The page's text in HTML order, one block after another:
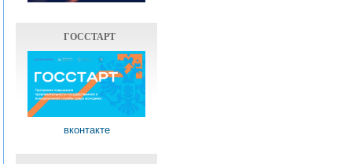
ГОССТАРТ
вконтакте